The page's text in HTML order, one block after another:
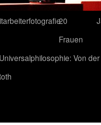
20
Frauen
Von